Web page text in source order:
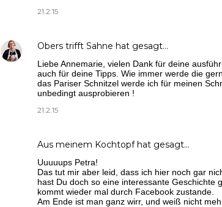
21.2.15
Obers trifft Sahne hat gesagt…
Liebe Annemarie, vielen Dank für deine
auch für deine Tipps. Wie immer werde die
das Pariser Schnitzel werde ich für meinen
unbedingt ausprobieren !
21.2.15
Aus meinem Kochtopfhat gesagt…
Uuuuups Petra!
Das tut mir aber leid, dass ich hier noch gar
hast Du doch so eine interessante Geschichte
kommt wieder mal durch Facebook zustande.
Am Ende ist man ganz wirr, und weiß nicht